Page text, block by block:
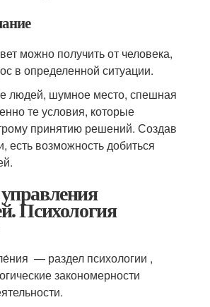
можно получить от человека,
в определенной ситуации.
людей, шумное место, спешная
те условия, которые
принятию решений. Создав
есть возможность добиться
Психология
— раздел психологии ,
закономерности